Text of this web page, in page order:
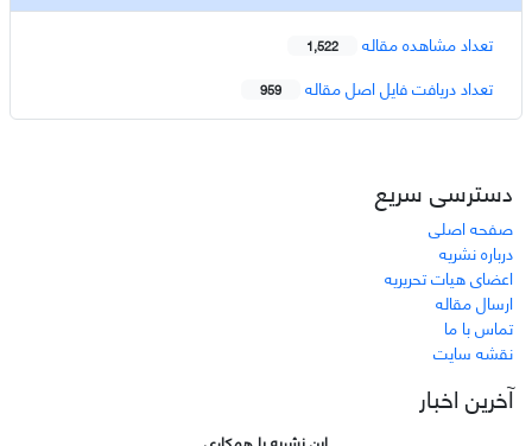
تعداد مشاهده مقاله 1,522
تعداد دریافت فایل اصل مقاله 959
دسترسی سریع
صفحه اصلی
درباره نشریه
اعضای هیات تحریریه
ارسال مقاله
تماس با ما
نقشه سایت
آخرین اخبار